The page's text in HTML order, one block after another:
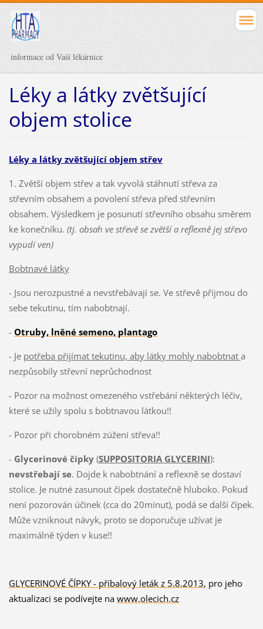
informace od Vaší lékárnice
Léky a látky zvětšující
objem stolice
Léky a látky zvětšující objem střev
1. Zvětší objem střev a tak vyvolá stáhnutí střeva za
střevním obsahem a povolení střeva před střevním
obsahem. Výsledkem je posunutí střevního obsahu směrem
ke konečníku. (tj. obsah ve střevě se zvětší a reflexně jej střevo
vypudí ven)
Bobtnavé látky
- Jsou nerozpustné a nevstřebávají se. Ve střevě přijmou do
sebe tekutinu, tím nabobtnají.
- Otruby, lněné semeno, plantago
- Je potřeba přijímat tekutinu, aby látky mohly nabobtnat a
nezpůsobily střevní neprůchodnost
- Pozor na možnost omezeného vstřebání některých léčiv,
které se užily spolu s bobtnavou látkou!!
- Pozor při chorobném zúžení střeva!!
- Glycerinové čípky(SUPPOSITORIA GLYCERINI):
nevstřebají se. Dojde k nabobtnání a reflexně se dostaví
stolice. Je nutné zasunout čípek dostatečně hluboko. Pokud
není pozorován účinek (cca do 20minut), podá se další čípek.
Může vzniknout návyk, proto se doporučuje užívat je
maximálně týden v kuse!!
GLYCERINOVÉ ČÍPKY - příbalový leták z 5.8.2013, pro jeho
aktualizaci se podívejte na www.olecich.cz